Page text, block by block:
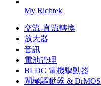
My Richtek
交流-直流轉換
放大器
音訊
電池管理
BLDC 電機驅動器
閘極驅動器 & DrMOS